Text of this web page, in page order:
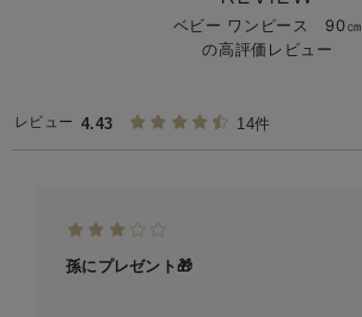
ベビー ワンピース 90㎝
の高評価レビュー
レビュー 4.43 14件
孫にプレゼント🎁